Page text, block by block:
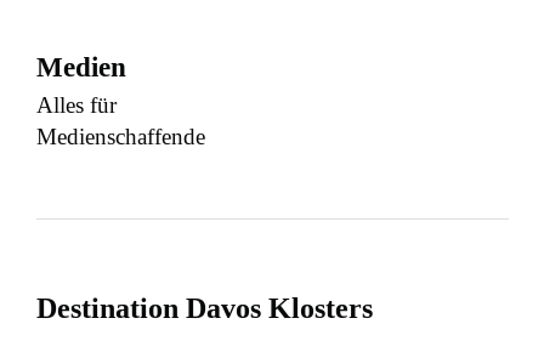
Medien
Alles für
Medienschaffende
Destination Davos Klosters